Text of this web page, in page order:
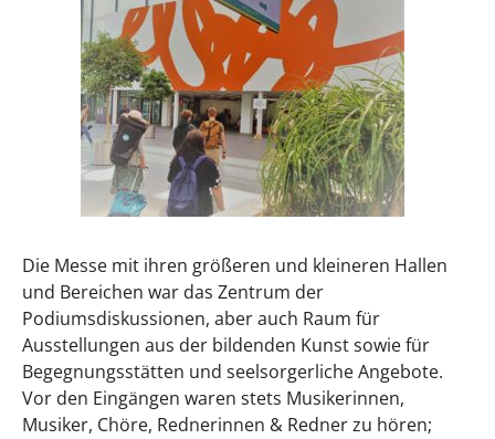
Die Messe mit ihren größeren und kleineren Hallen
und Bereichen war das Zentrum der
Podiumsdiskussionen, aber auch Raum für
Ausstellungen aus der bildenden Kunst sowie für
Begegnungsstätten und seelsorgerliche Angebote.
Vor den Eingängen waren stets Musikerinnen,
Musiker, Chöre, Rednerinnen & Redner zu hören;